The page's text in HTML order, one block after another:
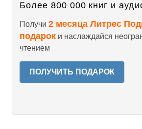
Более 800 000 книг и
Получи 2 месяца Литрес
подарок и наслаждайся
чтением
ПОЛУЧИТЬ ПОДАРОК